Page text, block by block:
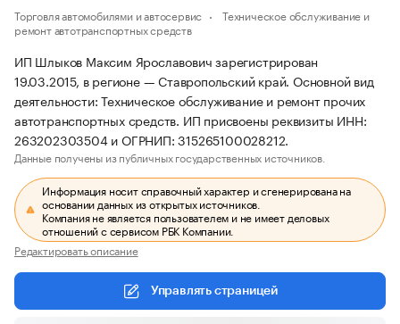
Торговля автомобилями и автосервис
Техническое обслуживание и
ремонт автотранспортных средств
ИП Шлыков Максим Ярославович зарегистрирован
19.03.2015, в регионе — Ставропольский край. Основной вид
деятельности: Техническое обслуживание и ремонт прочих
автотранспортных средств. ИП присвоены реквизиты ИНН:
263202303504 и ОГРНИП: 315265100028212.
Данные получены из публичных государственных источников.
Информация носит справочный характер и сгенерирована на
основании данных из открытых источников.
Компания не является пользователем и не имеет деловых
отношений с сервисом РБК Компании.
Редактировать описание
Управлять страницей